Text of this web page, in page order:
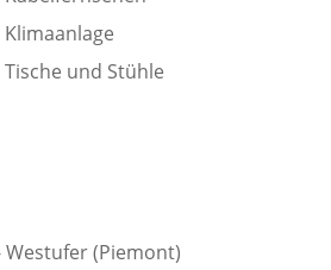
Klimaanlage
Tische und Stühle
(Piemont)